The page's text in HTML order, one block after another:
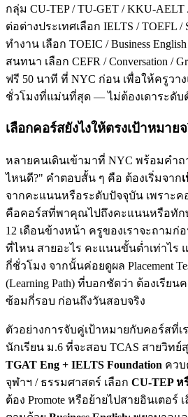
กลุ่ม CU-TEP / TU-GET / KKU-AELT
ต่อต่างประเทศเลือก IELTS / TOEFL /
ทำงาน เลือก TOEIC / Business
สนทนา เลือก CEFR / Conversation /
ฟรี 50 นาที ที่ NYC ก่อน เพื่อให้ครูว
ชั่วโมงที่แม่นที่สุด — ไม่ต้องเดาระดับ
เลือกคอร์สยังไงให้ตรงเป้าหมาย
หลายคนเดินเข้ามาที่ NYC พร้อมคำถ
ไหนดี?" คำตอบสั้น ๆ คือ ต้องเริ่มจาก
จากคะแนนหรือระดับปัจจุบัน เพราะ
คือคอร์สที่พาคุณไปถึงคะแนนหรือทัก
12 เดือนข้างหน้า ครูของเราจะถามก่
ที่ไหน สายอะไร คะแนนขั้นต่ำเท่าไร
กี่ชั่วโมง จากนั้นค่อยดูผล Placement
(Learning Path) ที่บอกชัดว่า ต้องเรีย
ซ้อมกี่รอบ ก่อนถึงวันสอบจริง
ตัวอย่างการจับคู่เป้าหมายกับคอร์สที่
นักเรียน ม.6 ที่จะสอบ TCAS สายวิทย์
TGAT Eng + IELTS Foundation คว
จุฬาฯ / ธรรมศาสตร์ เลือก CU-TEP ห
ต้อง Promote หรือย้ายไปสายอินเตอร์